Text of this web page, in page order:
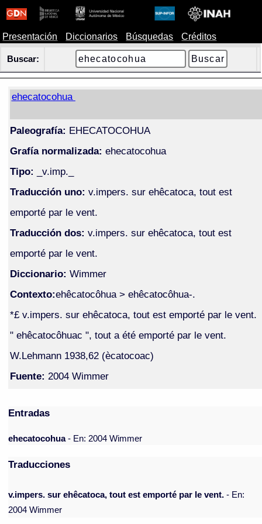
Presentación Diccionarios Búsquedas Créditos
Buscar:
ehecatocohua
Paleografía: EHECATOCOHUA
Grafía normalizada: ehecatocohua
Tipo: _v.imp._
Traducción uno: v.impers. sur ehêcatoca, tout est
emporté par le vent.
Traducción dos: v.impers. sur ehêcatoca, tout est
emporté par le vent.
Diccionario: Wimmer
Contexto:ehêcatocôhua > ehêcatocôhua-.
*£ v.impers. sur ehêcatoca, tout est emporté par le vent.
" ehêcatocôhuac ", tout a été emporté par le vent.
W.Lehmann 1938,62 (ècatocoac)
Fuente: 2004 Wimmer
Entradas
ehecatocohua- En: 2004 Wimmer
Traducciones
v.impers. sur ehêcatoca, tout est emporté par le vent. - En:
2004 Wimmer